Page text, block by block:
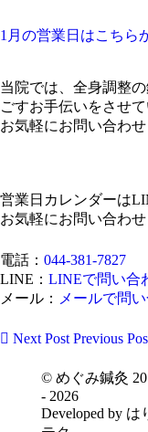
1月の営業日はこちら
当院では、全身調整
ごすお手伝いをさせて
お気軽にお問い合わせ
営業日カレンダーは
お気軽にお問い合わせ
電話： 044-381-7827
LINE： LINEで問い合
メール：
メールで問
Next Post Previous
© めぐみ鍼灸
- 2026
Developed by は